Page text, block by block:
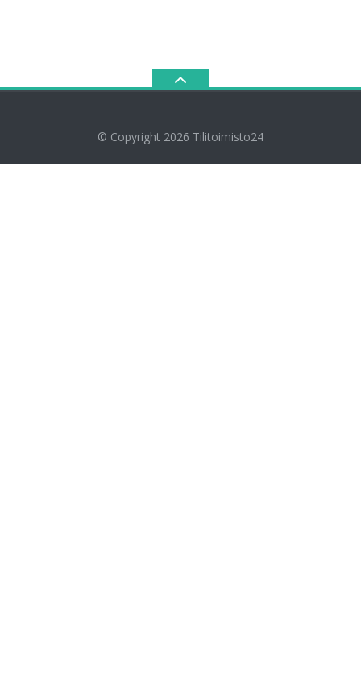
© Copyright 2026 Tilitoimisto24